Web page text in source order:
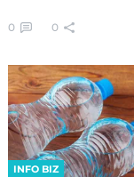
0 0
INFO BIZ